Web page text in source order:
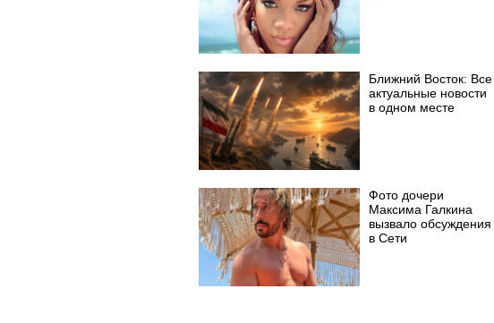
Ближний Восток: Все
актуальные новости
в одном месте
Фото дочери
Максима Галкина
вызвало обсуждения
в Сети